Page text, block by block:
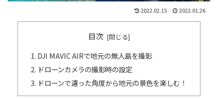
2022.02.15 2022.01.26
目次
DJI MAVIC AIRで地元の無人島を撮影
ドローンカメラの撮影時の設定
ドローンで違った角度から地元の景色を楽しむ！